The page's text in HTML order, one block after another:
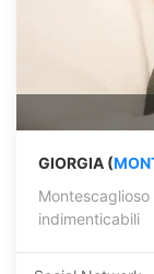
GIORGIA (
indimenticabili